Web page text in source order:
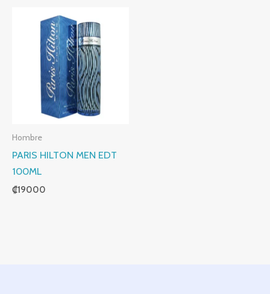
Hombre
PARIS HILTON MEN EDT
100ML
₡19000